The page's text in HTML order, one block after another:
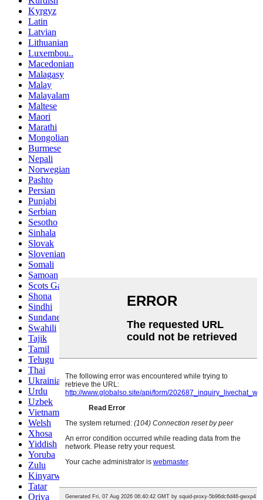
Kyrgyz
Latin
Latvian
Lithuanian
Luxembou..
Macedonian
Malagasy
Malay
Malayalam
Maltese
Maori
Marathi
Mongolian
Burmese
Nepali
Norwegian
Pashto
Persian
Punjabi
Serbian
Sesotho
Sinhala
Slovak
Slovenian
Somali
Samoan
Scots Gaelic
Shona
Sindhi
Sundanese
Swahili
Tajik
Tamil
Telugu
Thai
Ukrainian
Urdu
Uzbek
Vietnamese
Welsh
Xhosa
Yiddish
Yoruba
Zulu
Kinyarwanda
Tatar
Oriya